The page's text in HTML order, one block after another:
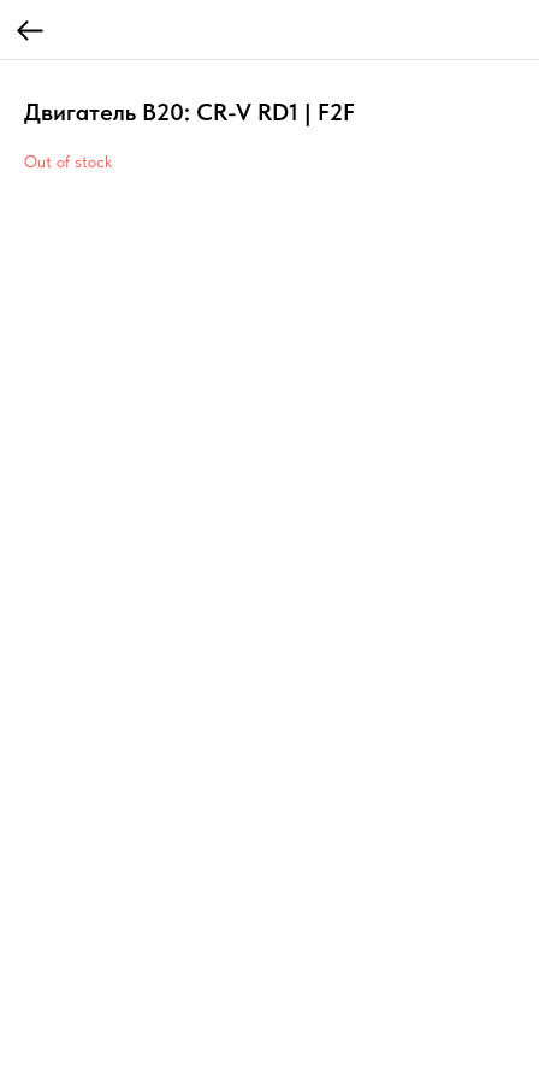
Двигатель B20: CR-V RD1 | F2F
Out of stock